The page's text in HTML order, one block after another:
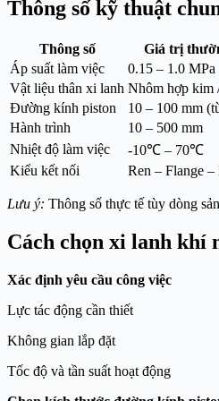
Thông số kỹ thuật
Thông số
Giá trị
Áp suất làm việc
0.15 – 1.0 MPa
Vật liệu thân xi lanh Nhôm hợp kim
Đường kính piston
10 – 100 mm
Hành trình
10 – 500 mm
Nhiệt độ làm việc
-10℃ – 70℃
Kiểu kết nối
Ren – Flange –
Lưu ý: Thông số thực tế tùy dòng
Cách chọn xi lanh khí
Xác định yêu cầu công việc
Lực tác động cần thiết
Không gian lắp đặt
Tốc độ và tần suất hoạt động